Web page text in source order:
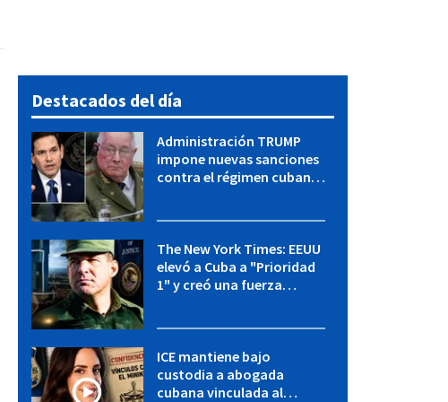
Destacados del día
Administración TRUMP
impone nuevas sanciones
contra el régimen cubano:
The New York Times: EEUU
elevó a Cuba a "Prioridad
1" y creó una fuerza
ICE mantiene bajo
custodia a abogada
cubana vinculada al